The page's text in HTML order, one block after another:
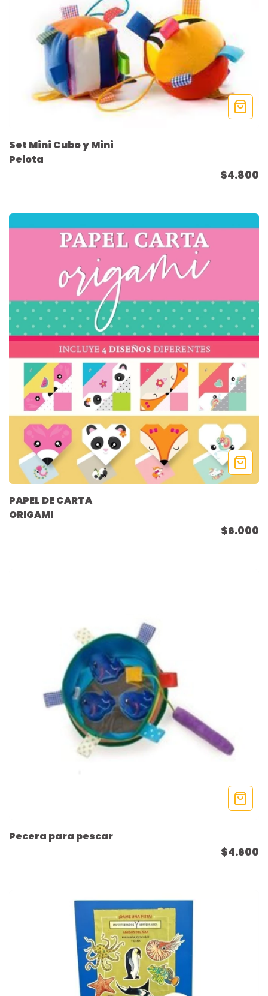
Set Mini Cubo y Mini
Pelota
$4.800
PAPEL DE CARTA
ORIGAMI
$6.000
Pecera para pescar
$4.600